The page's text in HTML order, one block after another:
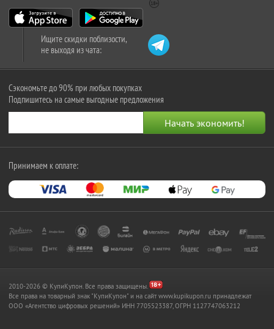
Ищите скидки поблизости,
не выходя из чата:
Сэкономьте до 90% при любых покупках
Подпишитесь на самые выгодные предложения
Принимаем к оплате:
2010-2026 © КупиКупон. Все права защищены.
Все права на товарный знак "КупиКупон" и на сайт www.kupikupon.ru принадлежат
OOO «Агентство цифровых решений» ИНН 7705523387, ОГРН 1127747063212